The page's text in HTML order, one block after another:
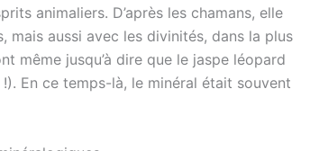
animaliers. D’après les chamans, elle
aussi avec les divinités, dans la plus
même jusqu’à dire que le jaspe léopard
En ce temps-là, le minéral était souvent